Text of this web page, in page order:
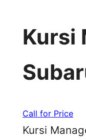
Kursi
Call for Price
Kursi